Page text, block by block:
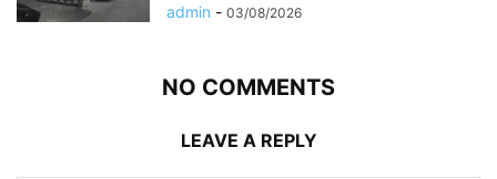
admin - 03/08/2026
NO COMMENTS
LEAVE A REPLY